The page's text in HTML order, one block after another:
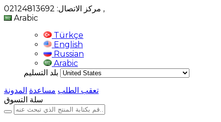
,
Arabic
Türkçe
English
Russian
Arabic
بلد التسليم
تعقب الطلب مساعدة المدونة
سلة التسوق